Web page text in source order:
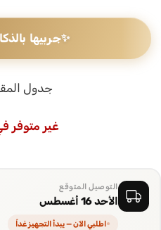
✨جربيها
جدول
غير متوفر
التوصيل المتوقع
الأحد 16 أغسطس
اطلبي الآن — يبدأ التجهيز غداً